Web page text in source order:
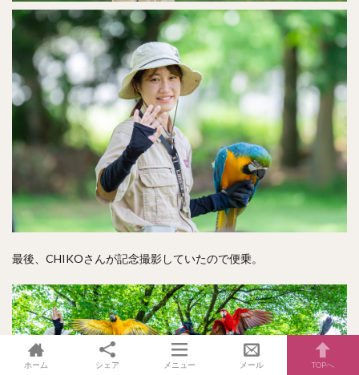
最後、CHIKOさんが記念撮影していたので便乗。
ホーム シェア メニュー メール TOPへ